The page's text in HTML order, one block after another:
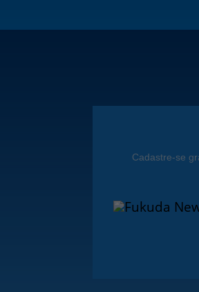
Cadastre-se